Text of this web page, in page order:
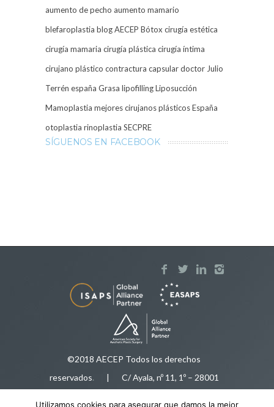
aumento de pecho aumento mamario
blefaroplastia blog AECEP Bótox cirugía estética
cirugía mamaria cirugía plástica cirugía íntima
cirujano plástico contractura capsulardoctor Julio
Terrén españa Grasa lipofillingLiposucción
Mamoplastia mejores cirujanos plásticos España
otoplastia rinoplastia SECPRE
SÍGUENOS EN FACEBOOK
©2018 AECEP Todos los derechos
reservados. | C/ Ayala, nº 11, 1º – 28001
Utilizamos cookies para asegurar que damos la mejor